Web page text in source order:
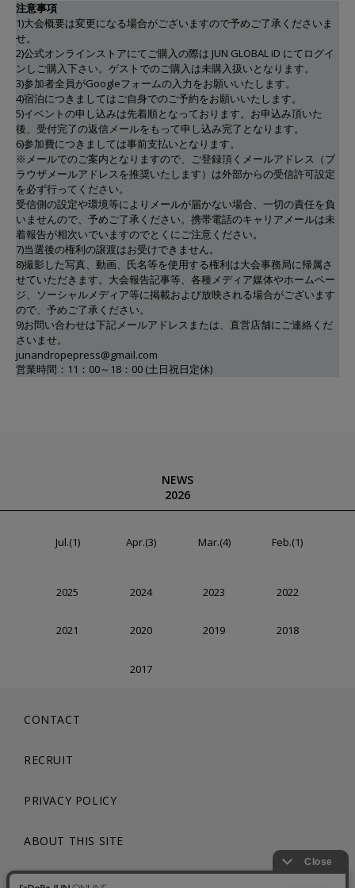
注意事項
1)大会概要は変更になる場合がございますので予めご了承くださいま
せ。
2)公式オンラインストアにてご購入の際は JUN GLOBAL iD にてログイ
ンしご購入下さい。ゲストでのご購入は未購入扱いとなります。
3)参加者全員がGoogleフォームの入力をお願いいたします。
4)宿泊につきましてはご自身でのご予約をお願いいたします。
5)イベントの申し込みは先着順となっております。お申込み頂いた
後、受付完了の返信メールをもって申し込み完了となります。
6)参加費につきましては事前支払いとなります。
※メールでのご案内となりますので、ご登録頂くメールアドレス（ブ
ラウザメールアドレスを推奨いたします）は外部からの受信許可設定
を必ず行ってください。
受信側の設定や環境等によりメールが届かない場合、一切の責任を負
いませんので、予めご了承ください。携帯電話のキャリアメールは未
着報告が相次いでいますのでとくにご注意ください。
7)当選後の権利の譲渡はお受けできません。
8)撮影した写真、動画、氏名等を使用する権利は大会事務局に帰属さ
せていただきます。大会報告記事等、各種メディア媒体やホームペー
ジ、ソーシャルメディア等に掲載および放映される場合がございます
ので、予めご了承ください。
9)お問い合わせは下記メールアドレスまたは、直営店舗にご連絡くだ
さいませ。
junandropepress@gmail.com
営業時間：11：00～18：00 (土日祝日定休)
NEWS
2026
Jul.(1) Apr.(3) Mar.(4) Feb.(1)
2025 2024 2023 2022
2021 2020 2019 2018
2017
CONTACT
RECRUIT
PRIVACY POLICY
ABOUT THIS SITE